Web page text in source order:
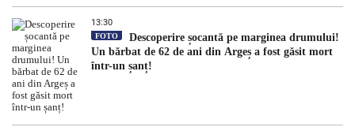
13:30
FOTO
Descoperire șocantă pe marginea drumului!
Un bărbat de 62 de ani din Argeș a fost găsit mort
într-un șanț!